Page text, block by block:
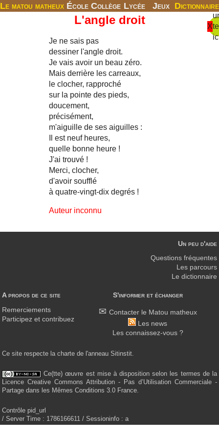
Le matou matheux École Collège Lycée Jeux Dictionnaire
X
L'angle droit
Je ne sais pas
dessiner l'angle droit.
Je vais avoir un beau zéro.
Mais derrière les carreaux,
le clocher, rapproché
sur la pointe des pieds,
doucement,
précisément,
m'aiguille de ses aiguilles :
Il est neuf heures,
quelle bonne heure !
J'ai trouvé !
Merci, clocher,
d'avoir soufflé
à quatre-vingt-dix degrés !
Auteur inconnu
A propos de ce site
Remerciements
Participez et contribuez
S'informer et échanger
Contacter le Matou matheux
Les news
Les connaissez-vous ?
Un peu d'aide
Questions fréquentes
Les parcours
Le dictionnaire
Ce site respecte la charte de l'anneau Sitinstit.
Ce(tte) œuvre est mise à disposition selon les termes de la
Licence Creative Commons Attribution - Pas d’Utilisation Commerciale -
Partage dans les Mêmes Conditions 3.0 France.
Contrôle pid_url
/ Server Time : 1786166611 / Sessioninfo : a